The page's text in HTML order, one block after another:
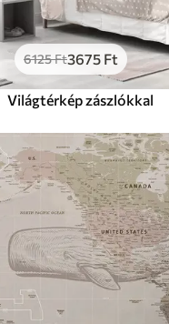
6125Ft3675 Ft
Világtérkép zászlókkal